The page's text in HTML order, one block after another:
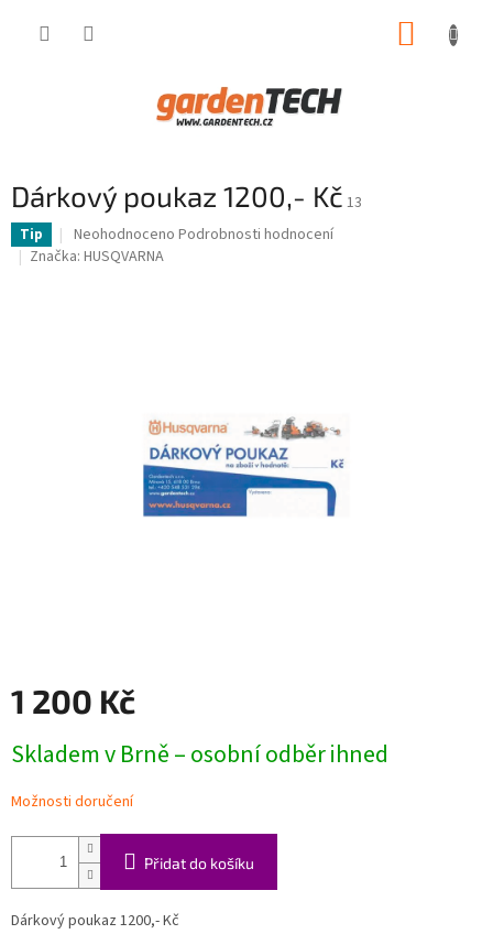
Dárkový poukaz 1200,- Kč 13
Tip
Průměrné
hodnocení
Neohodnoceno Podrobnosti hodnocení
Značka: HUSQVARNA
1 200 Kč
cena:
Skladem v Brně – osobní odběr ihned
Možnosti doručení
Přidat do košíku
Dárkový poukaz 1200,- Kč